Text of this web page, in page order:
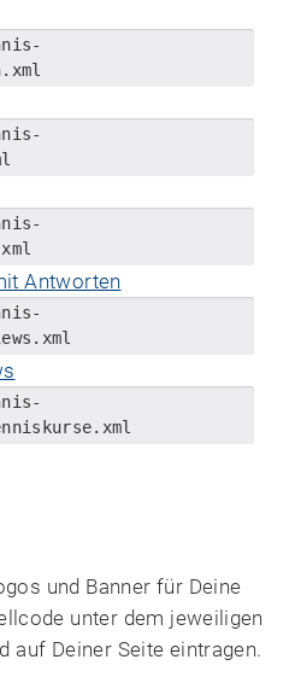
Antworten
und Banner für Deine
unter dem jeweiligen
auf Deiner Seite eintragen.